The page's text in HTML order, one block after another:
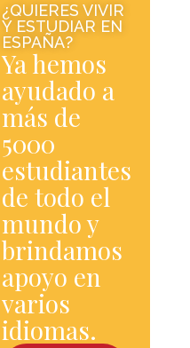
¿QUIERES VIVIR
Y ESTUDIAR EN
ESPAÑA?
Ya hemos
ayudado a
más de
5000
estudiantes
de todo el
mundo y
brindamos
apoyo en
varios
idiomas.